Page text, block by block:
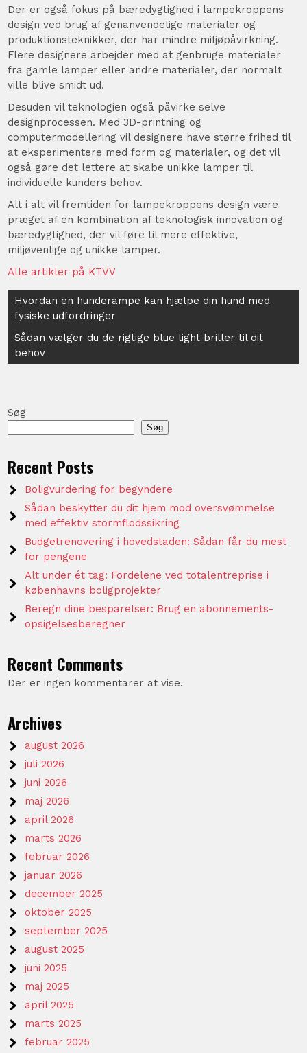
Der er også fokus på bæredygtighed i lampekroppens
design ved brug af genanvendelige materialer og
produktionsteknikker, der har mindre miljøpåvirkning.
Flere designere arbejder med at genbruge materialer
fra gamle lamper eller andre materialer, der normalt
ville blive smidt ud.
Desuden vil teknologien også påvirke selve
designprocessen. Med 3D-printning og
computermodellering vil designere have større frihed til
at eksperimentere med form og materialer, og det vil
også gøre det lettere at skabe unikke lamper til
individuelle kunders behov.
Alt i alt vil fremtiden for lampekroppens design være
præget af en kombination af teknologisk innovation og
bæredygtighed, der vil føre til mere effektive,
miljøvenlige og unikke lamper.
Alle artikler på KTVV
Indlægsnavigation
Hvordan en hunderampe kan hjælpe din hund med
fysiske udfordringer
Sådan vælger du de rigtige blue light briller til dit
behov
Søg
Søg
Recent Posts
Boligvurdering for begyndere
Sådan beskytter du dit hjem mod oversvømmelse
med effektiv stormflodssikring
Budgetrenovering i hovedstaden: Sådan får du mest
for pengene
Alt under ét tag: Fordelene ved totalentreprise i
københavns boligprojekter
Beregn dine besparelser: Brug en abonnements-
opsigelsesberegner
Recent Comments
Der er ingen kommentarer at vise.
Archives
august 2026
juli 2026
juni 2026
maj 2026
april 2026
marts 2026
februar 2026
januar 2026
december 2025
oktober 2025
september 2025
august 2025
juni 2025
maj 2025
april 2025
marts 2025
februar 2025